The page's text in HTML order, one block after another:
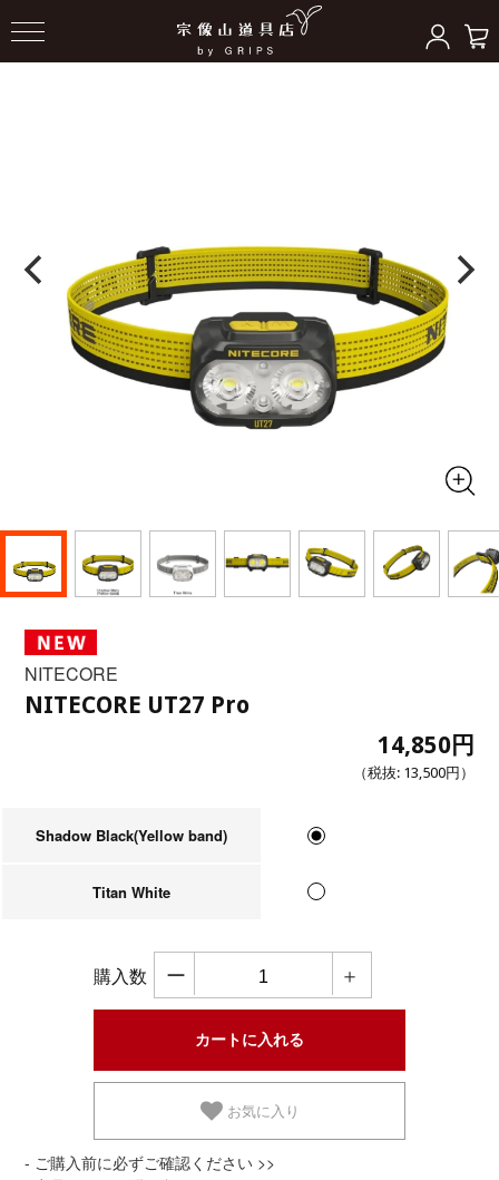
NITECORE
NITECORE UT27 Pro
14,850円
（税抜: 13,500円 ）
Shadow Black(Yellow band)
Titan White
購入数 ー ＋
お気に入り
- ご購入前に必ずご確認ください >>